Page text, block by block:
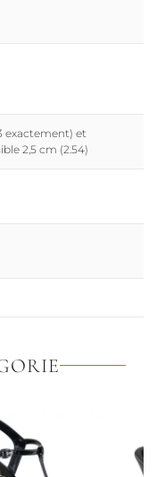
exactement) et
2,5 cm (2.54)